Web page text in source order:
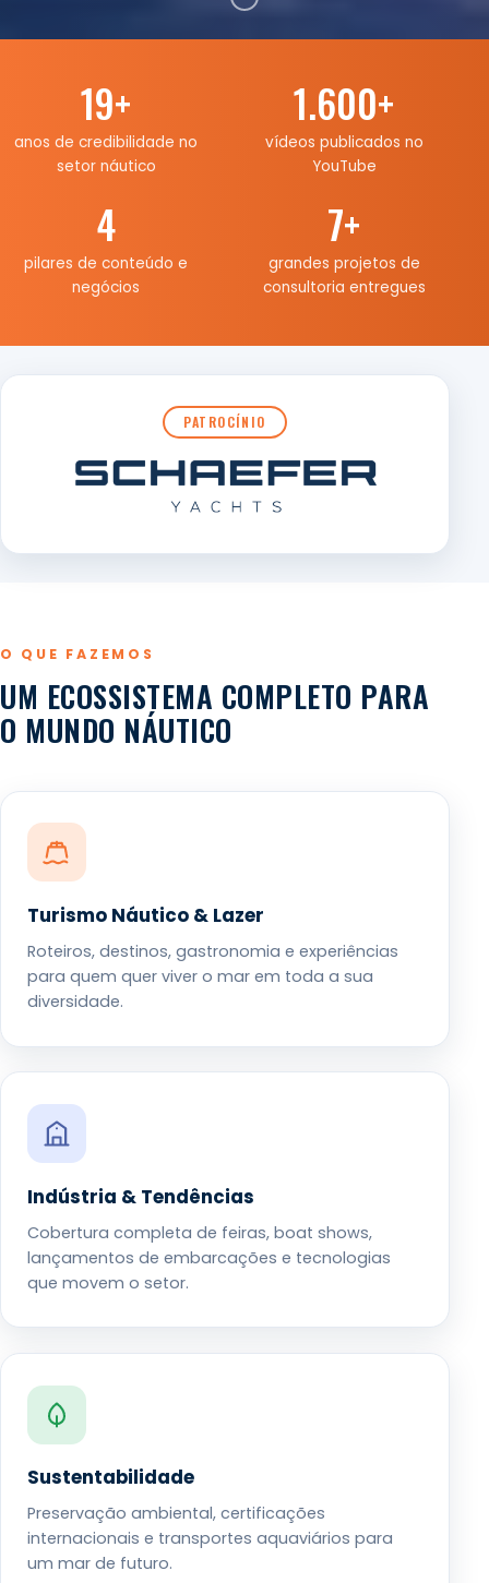
19+
anos de credibilidade no
setor náutico
1.600+
vídeos publicados no
YouTube
4
pilares de conteúdo e
negócios
7+
grandes projetos de
consultoria entregues
PATROCÍNIO
O QUE FAZEMOS
UM ECOSSISTEMA COMPLETO PARA
O MUNDO NÁUTICO
Turismo Náutico & Lazer
Roteiros, destinos, gastronomia e experiências
para quem quer viver o mar em toda a sua
diversidade.
Indústria & Tendências
Cobertura completa de feiras, boat shows,
lançamentos de embarcações e tecnologias
que movem o setor.
Sustentabilidade
Preservação ambiental, certificações
internacionais e transportes aquaviários para
um mar de futuro.